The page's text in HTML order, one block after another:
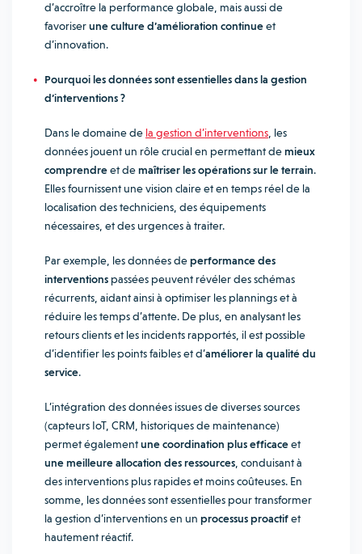
d’accroître la performance globale, mais aussi de
favoriserune culture d’amélioration continueet
d’innovation.
Pourquoi les données sont essentielles dans la gestion
d’interventions ?
Dans le domaine de la gestion d’interventions , les
données jouent un rôle crucial en permettant demieux
comprendreet demaîtriser les opérations sur le terrain.
Elles fournissent une vision claire et en temps réel de la
localisation des techniciens, des équipements
nécessaires, et des urgences à traiter.
Par exemple, les données deperformance des
interventions passées peuvent révéler des schémas
récurrents, aidant ainsi à optimiser les plannings et à
réduire les temps d’attente. De plus, en analysant les
retours clients et les incidents rapportés, il est possible
d’identifier les points faibles et d’améliorer la qualité du
service.
L’intégration des données issues de diverses sources
(capteurs IoT, CRM, historiques de maintenance)
permet égalementune coordination plus efficaceet
une meilleure allocation des ressources , conduisant à
des interventions plus rapides et moins coûteuses. En
somme, les données sont essentielles pour transformer
la gestion d’interventions en un processus proactifet
hautement réactif.